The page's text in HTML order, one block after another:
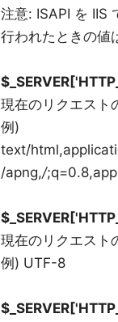
注意: ISAPI を IIS
行われたときの値
現在のリクエスト
例)
text/
/apng,/
現在のリクエスト
例) UTF-8